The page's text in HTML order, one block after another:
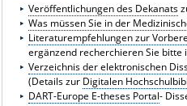
Veröffentlichungen des Dekanats
Was müssen Sie in der
Literaturempfehlungen zur
ergänzend recherchieren Sie bitte
Verzeichnis der elektronischen
(Details zur Digitalen
DART-Europe E-theses Portal-